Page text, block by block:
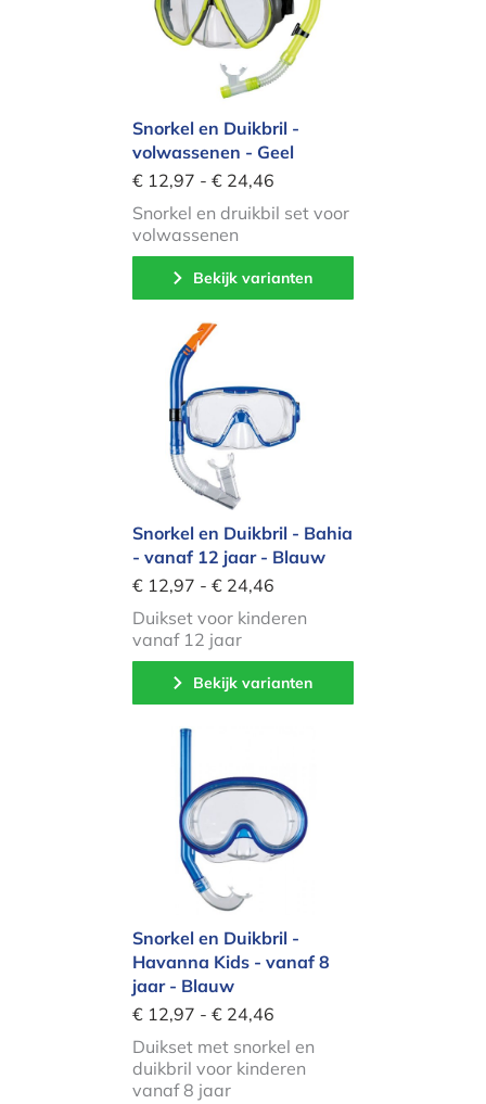
Snorkel en Duikbril -
volwassenen - Geel
€ 12,97 - € 24,46
Snorkel en druikbil set voor
volwassenen
Bekijk varianten
Snorkel en Duikbril - Bahia - vanaf
Snorkel en Duikbril - Bahia
- vanaf 12 jaar - Blauw
€ 12,97 - € 24,46
Duikset voor kinderen
vanaf 12 jaar
Bekijk varianten
Snorkel en Duikbril - Havanna Kids
Snorkel en Duikbril -
Havanna Kids - vanaf 8
jaar - Blauw
€ 12,97 - € 24,46
Duikset met snorkel en
duikbril voor kinderen
vanaf 8 jaar